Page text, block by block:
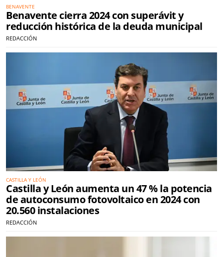
BENAVENTE
Benavente cierra 2024 con superávit y
reducción histórica de la deuda municipal
REDACCIÓN
CASTILLA Y LEÓN
Castilla y León aumenta un 47 % la potencia
de autoconsumo fotovoltaico en 2024 con
20.560 instalaciones
REDACCIÓN